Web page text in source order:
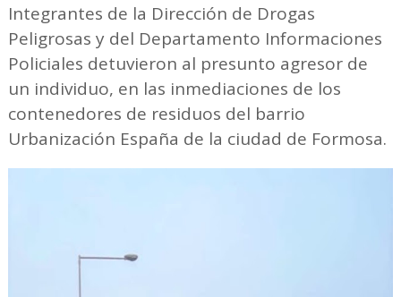
Integrantes de la Dirección de Drogas
Peligrosas y del Departamento Informaciones
Policiales detuvieron al presunto agresor de
un individuo, en las inmediaciones de los
contenedores de residuos del barrio
Urbanización España de la ciudad de Formosa.